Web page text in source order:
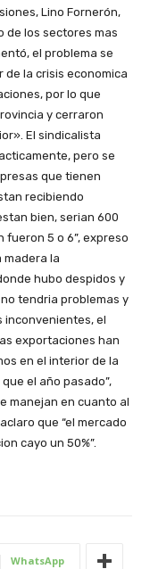
Lino Fornerón,
de los sectores mas
el problema se
la crisis economica
por lo que
y cerraron
El sindicalista
pero se
que tienen
recibiendo
bien, serian 600
5 o 6”, expreso
madera la
hubo despidos y
tendria problemas y
inconvenientes, el
exportaciones han
en el interior de la
el año pasado”,
manejan en cuanto al
que “el mercado
cayo un 50%”.
WhatsApp